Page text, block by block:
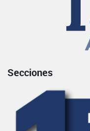
Secciones